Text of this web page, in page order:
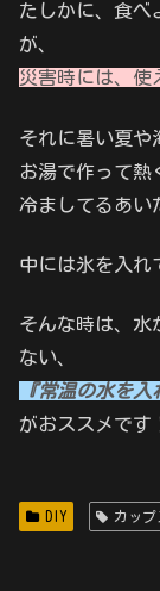
たしかに、食べ
が、
災害時には、使
それに暑い夏や
お湯で作って熱
冷ましてるあい
中には氷を入れ
そんな時は、水
ない、
『常温の水を入
がおススメです
DIY カップ